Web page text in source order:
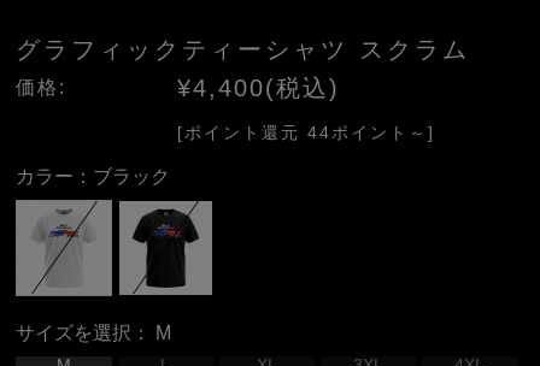
グラフィックティーシャツ スクラム
価格: ¥4,400(税込)
[ポイント還元 44ポイント～]
カラー： ブラック
サイズを選択： M